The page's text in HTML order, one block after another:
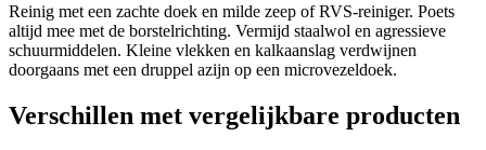
Reinig met een zachte doek en milde zeep of RVS-reiniger. Poets
altijd mee met de borstelrichting. Vermijd staalwol en agressieve
schuurmiddelen. Kleine vlekken en kalkaanslag verdwijnen
doorgaans met een druppel azijn op een microvezeldoek.
Verschillen met vergelijkbare producten